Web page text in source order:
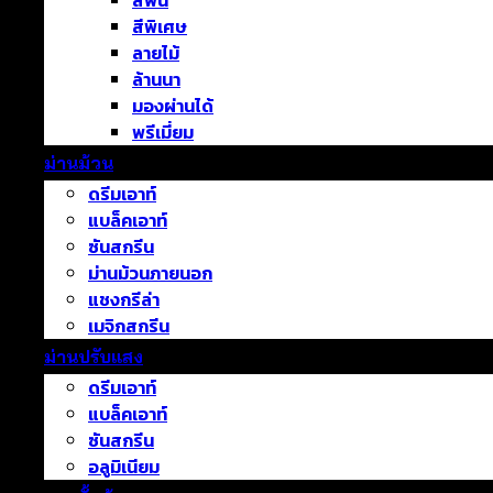
สีพิเศษ
ลายไม้
ล้านนา
มองผ่านได้
พรีเมี่ยม
ม่านม้วน
ดรีมเอาท์
แบล็คเอาท์
ซันสกรีน
ม่านม้วนภายนอก
แชงกรีล่า
เมจิกสกรีน
ม่านปรับแสง
ดรีมเอาท์
แบล็คเอาท์
ซันสกรีน
อลูมิเนียม